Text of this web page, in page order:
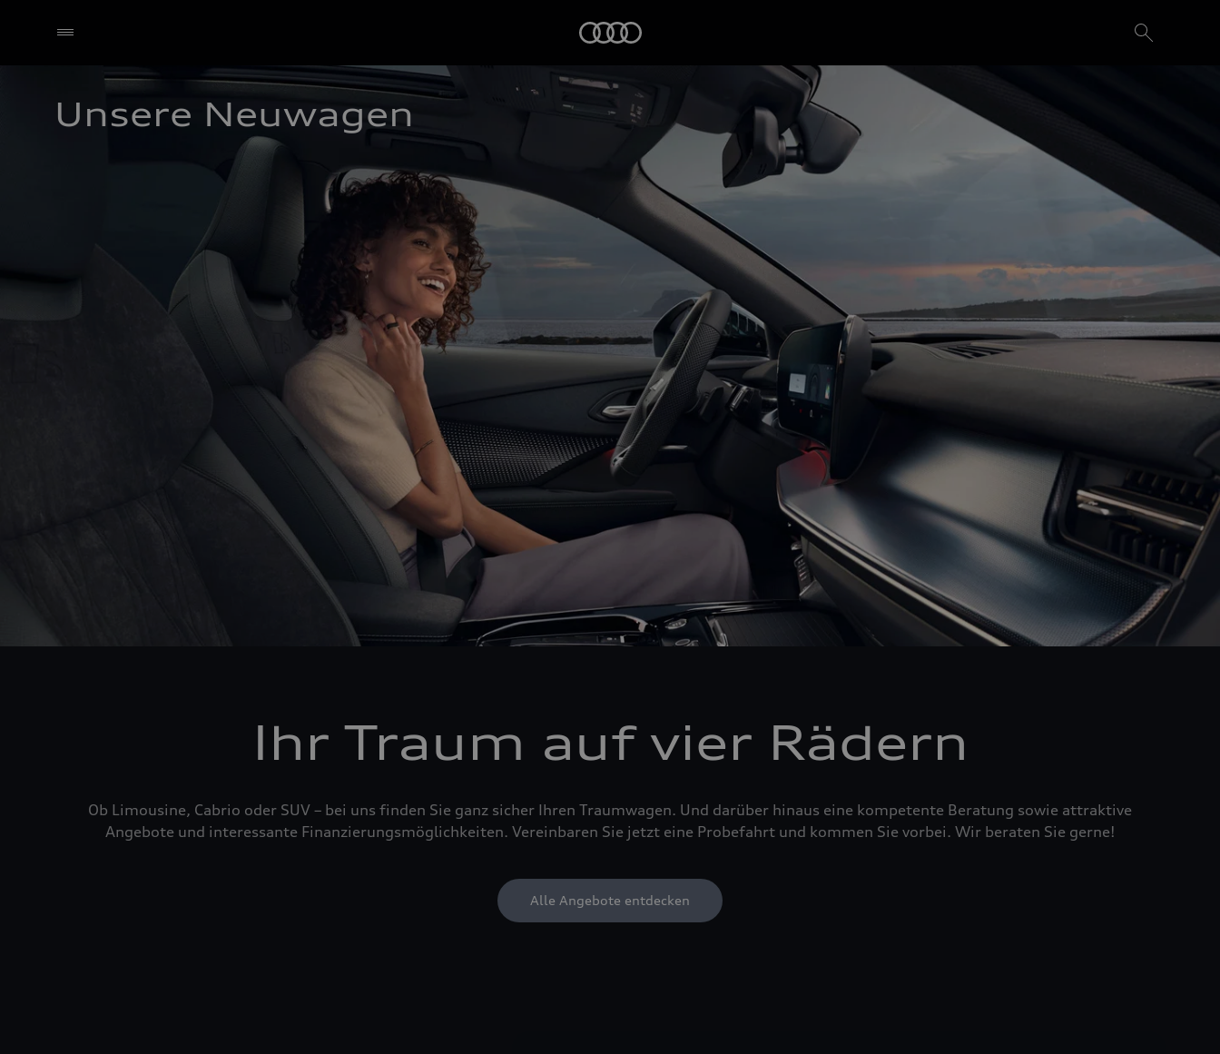
Unsere Neuwagen
Ihr Traum auf vier Rädern
Ob Limousine, Cabrio oder SUV – bei uns finden Sie ganz sicher Ihren Traumwagen. Und darüber hinaus eine kompetente Beratung sowie attraktive
Angebote und interessante Finanzierungsmöglichkeiten. Vereinbaren Sie jetzt eine Probefahrt und kommen Sie vorbei. Wir beraten Sie gerne!
Alle Angebote entdecken